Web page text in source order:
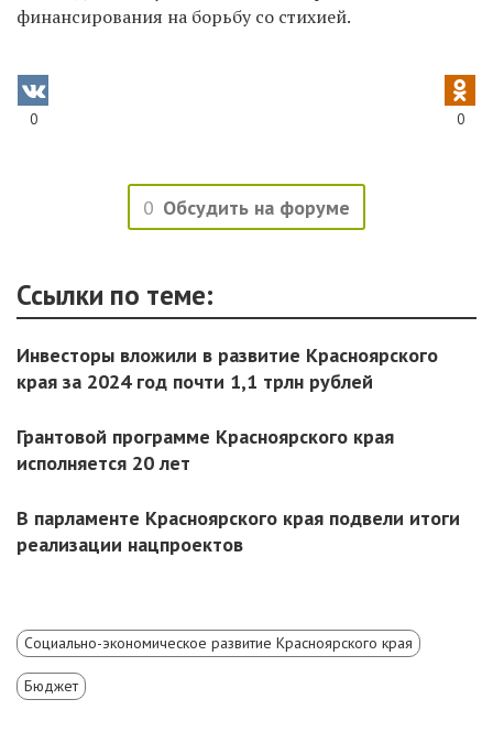
финансирования на борьбу со стихией.
0 0
0 Обсудить на форуме
Ссылки по теме:
Инвесторы вложили в развитие Красноярского
края за 2024 год почти 1,1 трлн рублей
Грантовой программе Красноярского края
исполняется 20 лет
В парламенте Красноярского края подвели итоги
реализации нацпроектов
Социально-экономическое развитие Красноярского края
Бюджет